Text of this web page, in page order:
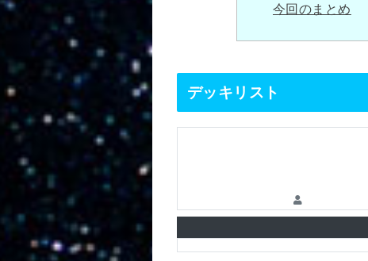
今回のまとめ
デッキリスト